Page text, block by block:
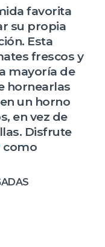
favorita
su propia
Esta
frescos y
mayoría de
hornearlas
un horno
en vez de
Disfrute
como